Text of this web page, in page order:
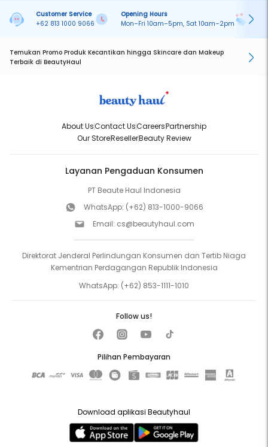
Customer Service
+62 813 1000 9066
Opening Hours
Mon–Fri 10am–5pm, Sat 10am–2pm
Temukan Promo Produk Kecantikan hingga Skincare dan Makeup
Terbaik di BeautyHaul
About UsContact UsCareersPartnership
Our StoreResellerBeauty Review
Layanan Pengaduan Konsumen
PT Beaute Haul Indonesia
WhatsApp: (+62) 813-1000-9066
Email: cs@beautyhaul.com
Direktorat Jenderal Perlindungan Konsumen dan Tertib Niaga
Kementrian Perdagangan Republik Indonesia
WhatsApp: (+62) 853-1111-1010
Pilihan Pembayaran
Follow us!
Download aplikasi Beautyhaul